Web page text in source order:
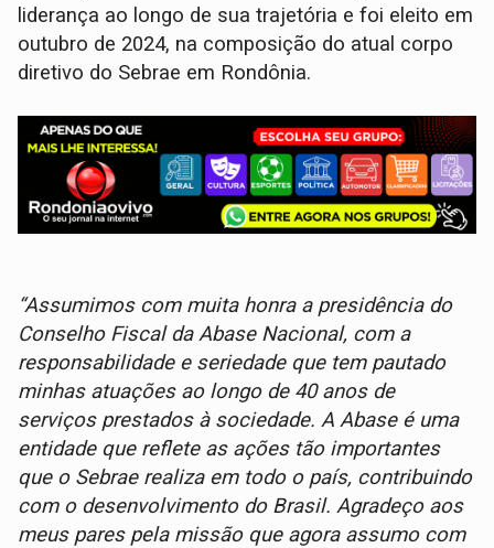
liderança ao longo de sua trajetória e foi eleito em
outubro de 2024, na composição do atual corpo
diretivo do Sebrae em Rondônia.
“Assumimos com muita honra a presidência do
Conselho Fiscal da Abase Nacional, com a
responsabilidade e seriedade que tem pautado
minhas atuações ao longo de 40 anos de
serviços prestados à sociedade. A Abase é uma
entidade que reflete as ações tão importantes
que o Sebrae realiza em todo o país, contribuindo
com o desenvolvimento do Brasil. Agradeço aos
meus pares pela missão que agora assumo com